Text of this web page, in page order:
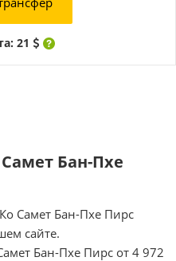
21
Бан-Пхе
Самет Бан-Пхе Пирс
сайте.
Бан-Пхе Пирс от 4 972